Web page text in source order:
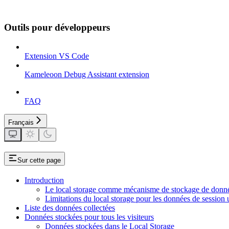
Outils pour développeurs
Extension VS Code
Kameleoon Debug Assistant extension
FAQ
Français
Sur cette page
Introduction
Le local storage comme mécanisme de stockage de
Limitations du local storage pour les données de session
Liste des données collectées
Données stockées pour tous les visiteurs
Données stockées dans le Local Storage